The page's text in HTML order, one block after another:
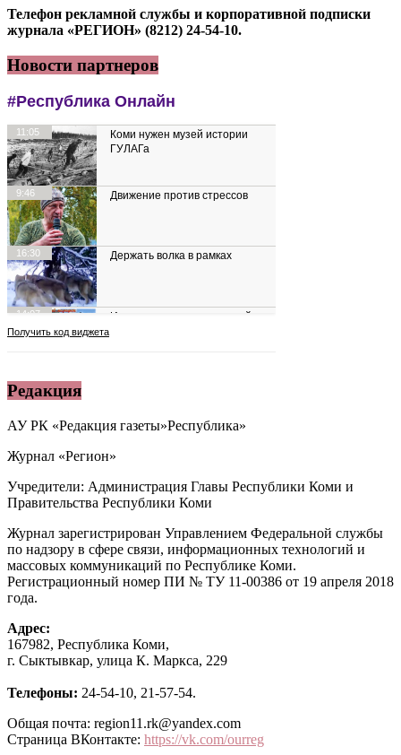
Телефон рекламной службы и корпоративной подписки
журнала «РЕГИОН» (8212) 24-54-10.
Новости партнеров
Редакция
АУ РК «Редакция газеты»Республика»
Журнал «Регион»
Учредители: Администрация Главы Республики Коми и
Правительства Республики Коми
Журнал зарегистрирован Управлением Федеральной службы
по надзору в сфере связи, информационных технологий и
массовых коммуникаций по Республике Коми.
Регистрационный номер ПИ № ТУ 11-00386 от 19 апреля 2018
года.
Адрес:
167982, Республика Коми,
г. Сыктывкар, улица К. Маркса, 229
Телефоны: 24-54-10, 21-57-54.
Общая почта: region11.rk@yandex.com
Страница ВКонтакте: https://vk.com/ourreg